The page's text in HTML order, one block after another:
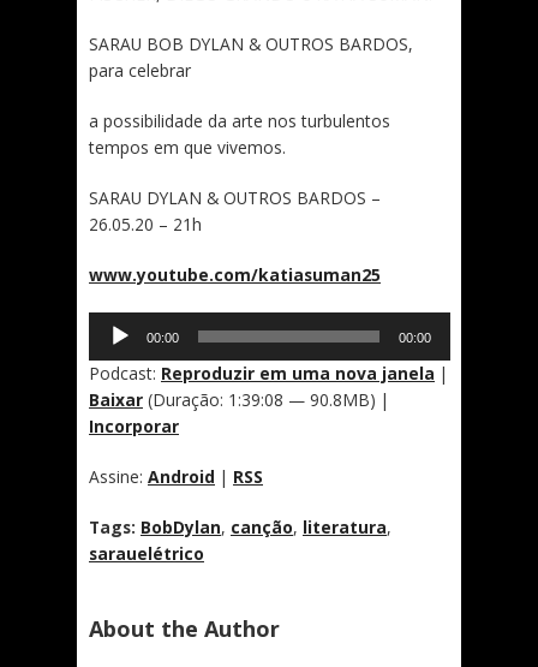
SARAU BOB DYLAN & OUTROS BARDOS,
para celebrar
a possibilidade da arte nos turbulentos
tempos em que vivemos.
SARAU DYLAN & OUTROS BARDOS –
26.05.20 – 21h
www.youtube.com/katiasuman25
Tocador
áudio
00:00 00:00
Podcast: Reproduzir em uma nova janela |
Baixar (Duração: 1:39:08 — 90.8MB) |
Incorporar
Assine: Android | RSS
Tags: BobDylan, canção, literatura,
sarauelétrico
About the Author